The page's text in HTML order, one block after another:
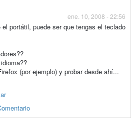
ene. 10, 2008 - 22:56
portátil, puede ser que tengas el teclado
(por ejemplo) y probar desde ahí...